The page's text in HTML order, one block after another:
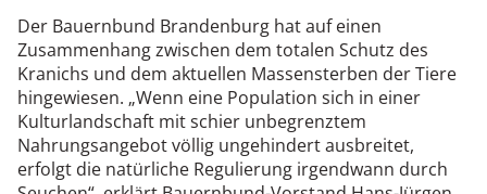
Der Bauernbund Brandenburg hat auf einen
Zusammenhang zwischen dem totalen Schutz des
Kranichs und dem aktuellen Massensterben der Tiere
hingewiesen. „Wenn eine Population sich in einer
Kulturlandschaft mit schier unbegrenztem
Nahrungsangebot völlig ungehindert ausbreitet,
erfolgt die natürliche Regulierung irgendwann durch